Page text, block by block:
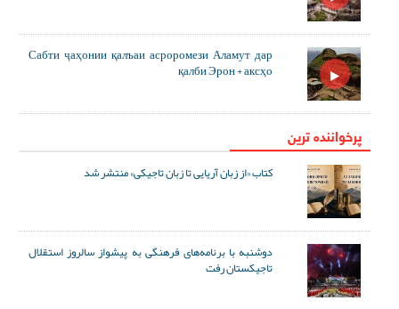
Сабти ҷаҳонии қалъаи асроромези Аламут дар
қалби Эрон + аксҳо
پرخواننده ترین
کتاب «از زبان آریایی تا زبان تاجیکی» منتشر شد
دوشنبه با برنامه‌های فرهنگی به پیشواز سالروز استقلال
تاجیکستان رفت